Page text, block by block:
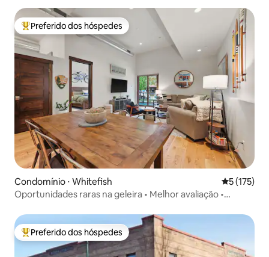
Entre os melhores preferidos dos hóspedes
Preferido dos hóspedes
Condomínio ⋅ Whitefish 5 de uma
5 (175)
Oportunidades raras na geleira • Melhor avaliação •
Entre os melhores preferidos dos hóspedes
Preferido dos hóspedes